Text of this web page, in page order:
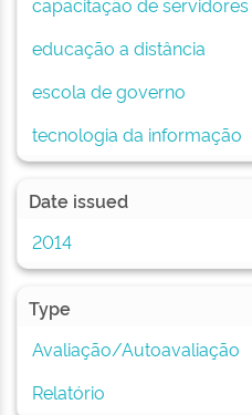
educação a distância
escola de governo
tecnologia da informação
Date issued
2014
Type
Avaliação/Autoavaliação
Relatório